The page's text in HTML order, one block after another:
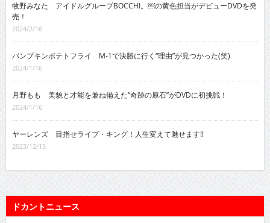
牧野みなた アイドルグループBOCCHI。￼の黄色担当がデビューDVDを発
売！
2024/2/16
パンプキンポテトフライ M-1で決勝に行く“理由”が見つかった(笑)
2024/1/16
月野もも 美貌と才能を兼ね備えた“奇跡の原石”がDVDに初挑戦！
2024/1/16
ヤーレンズ 目指せライブ・キング！人生変えて魅せます!!
2023/12/15
ドカントニュース